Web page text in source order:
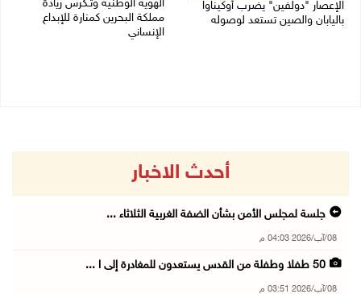
الإعصار "دولفين" يضرب أوكيناوا
باليابان والصين تستعد لوصوله
الهوية الوطنية وتُـكرّس ريادة
مملكة البحرين كمنارة للإبداع
الإنساني
أحدث الاخبار
جلسة لمجلس الأمن بشأن الضفة الغربية الثلاثاء ...
08/آب/2026 04:03 م
50 طفلا وطفلة من القدس يستعدون للمغادرة إلى ا ...
08/آب/2026 03:51 م